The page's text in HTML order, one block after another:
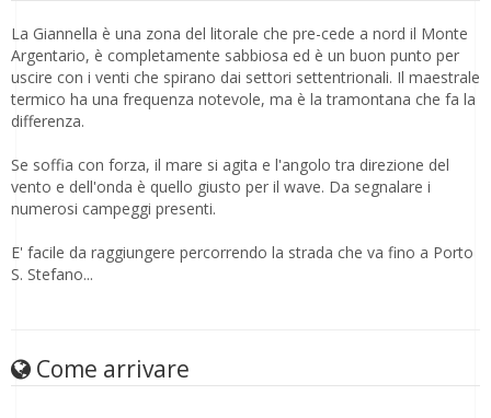
La Giannella è una zona del litorale che pre-cede a nord il Monte
Argentario, è completamente sabbiosa ed è un buon punto per
uscire con i venti che spirano dai settori settentrionali. Il maestrale
termico ha una frequenza notevole, ma è la tramontana che fa la
differenza.
Se soffia con forza, il mare si agita e l'angolo tra direzione del
vento e dell'onda è quello giusto per il wave. Da segnalare i
numerosi campeggi presenti.
E' facile da raggiungere percorrendo la strada che va fino a Porto
S. Stefano...
Come arrivare